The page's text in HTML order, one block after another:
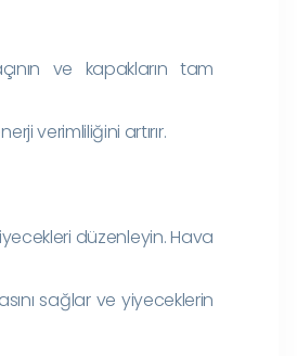
ve kapakların tam
verimliliğini artırır.
düzenleyin. Hava
sağlar ve yiyeceklerin